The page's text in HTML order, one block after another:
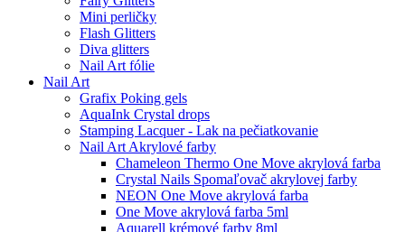
Mini perličky
Flash Glitters
Diva glitters
Nail Art fólie
Nail Art
Grafix Poking gels
AquaInk Crystal drops
Stamping Lacquer - Lak na pečiatkovanie
Nail Art Akrylové farby
Chameleon Thermo One Move akrylová farba
Crystal Nails Spomaľovač akrylovej farby
NEON One Move akrylová farba
One Move akrylová farba 5ml
Aquarell krémové farby 8ml